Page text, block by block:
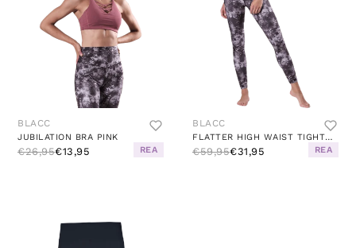
BLACC
JUBILATION BRA PINK
€26,95€13,95 REA
BLACC
FLATTER HIGH WAIST TIGHTS GREY
€59,95€31,95 REA